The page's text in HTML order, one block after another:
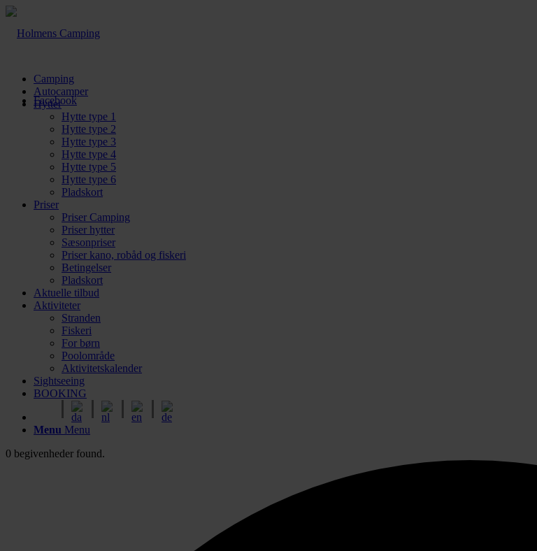
Facebook
Camping
Autocamper
Hytter
Hytte type 1
Hytte type 2
Hytte type 3
Hytte type 4
Hytte type 5
Hytte type 6
Pladskort
Priser
Priser Camping
Priser hytter
Sæsonpriser
Priser kano, robåd og fiskeri
Betingelser
Pladskort
Aktuelle tilbud
Aktiviteter
Stranden
Fiskeri
For børn
Poolområde
Aktivitetskalender
Sightseeing
BOOKING
Menu Menu
0 begivenheder found.